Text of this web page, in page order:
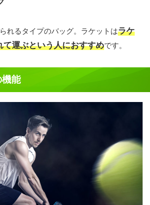
れるタイプのバッグ。ラケットはラケ
て運ぶという人におすすめです。
機能